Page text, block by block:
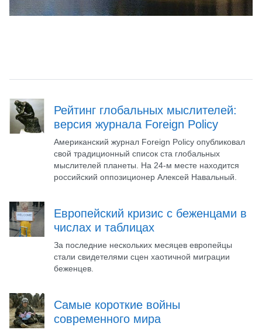
Рейтинг глобальных мыслителей:
версия журнала Foreign Policy
Американский журнал Foreign Policy опубликовал
свой традиционный список ста глобальных
мыслителей планеты. На 24-м месте находится
российский оппозиционер Алексей Навальный.
Европейский кризис с беженцами в
числах и таблицах
За последние нескольких месяцев европейцы
стали свидетелями сцен хаотичной миграции
беженцев.
Самые короткие войны
современного мира